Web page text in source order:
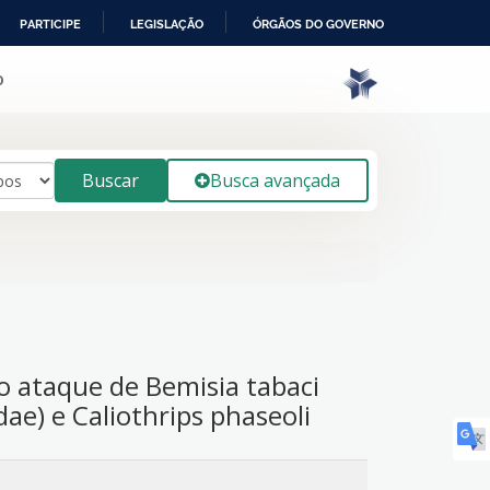
PARTICIPE LEGISLAÇÃO ÓRGÃOS DO GOVERNO
Buscar Busca avançada
ataque de Bemisia tabaci
e Caliothrips phaseoli